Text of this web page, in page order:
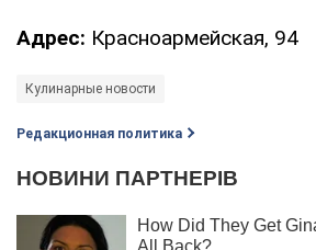
Адрес: Красноармейская, 94
Кулинарные новости
Редакционная политика